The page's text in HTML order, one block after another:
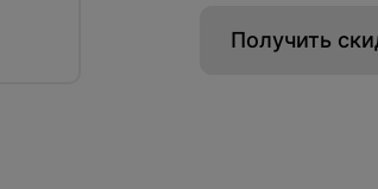
Получить